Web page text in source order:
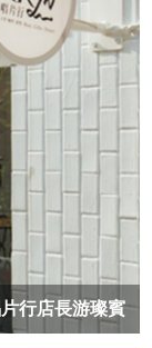
行店長游璨賓